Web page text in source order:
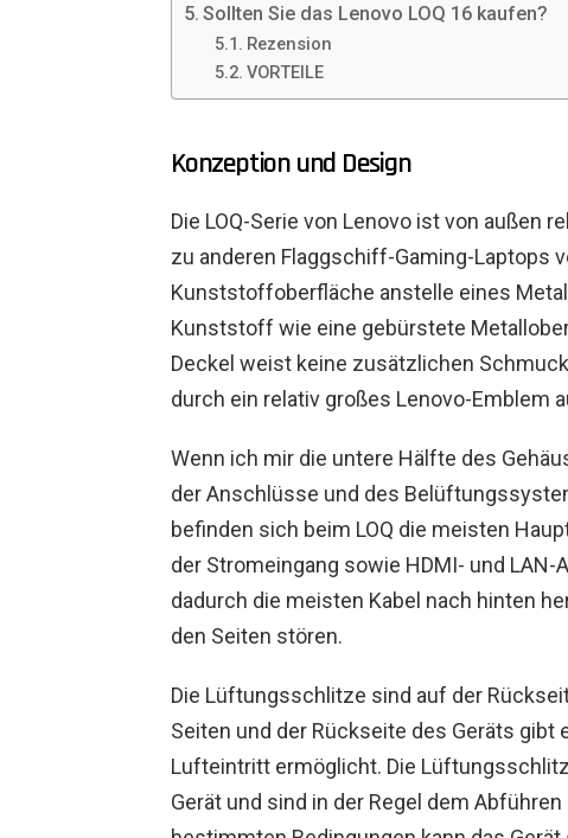
Sollten Sie das Lenovo LOQ 16 kaufen?
Rezension
VORTEILE
Konzeption und Design
Die LOQ-Serie von Lenovo ist von außen
zu anderen Flaggschiff-Gaming-Laptops
Kunststoffoberfläche anstelle eines
Kunststoff wie eine gebürstete
Deckel weist keine zusätzlichen
durch ein relativ großes Lenovo-Emblem
Wenn ich mir die untere Hälfte des
der Anschlüsse und des
befinden sich beim LOQ die meisten
der Stromeingang sowie HDMI- und
dadurch die meisten Kabel nach hinten
den Seiten stören.
Die Lüftungsschlitze sind auf der
Seiten und der Rückseite des Geräts gibt
Lufteintritt ermöglicht. Die
Gerät und sind in der Regel dem